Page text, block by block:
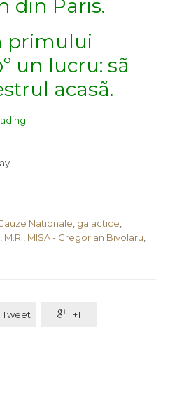
din Paris.
primului
un lucru: sã
acasã.
Nationale galactice
M.R. MISA - Gregorian Bivolaru
Tweet  +1